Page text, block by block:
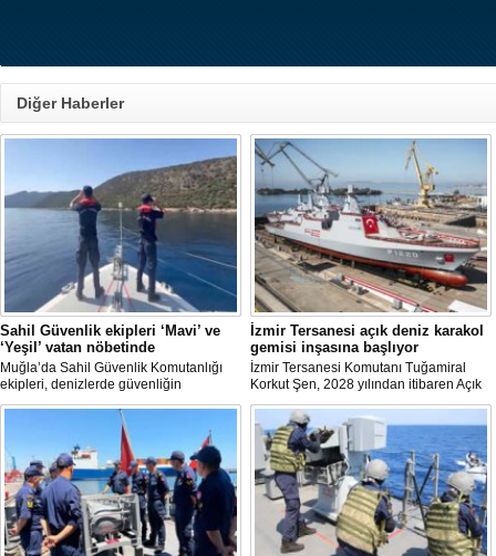
Diğer Haberler
Sahil Güvenlik ekipleri ‘Mavi’ ve
‘Yeşil’ vatan nöbetinde
Muğla’da Sahil Güvenlik Komutanlığı
ekipleri, denizlerde güvenliğin
sağlanmasının yanı sıra yangın
sezonunda ormanların korunmasına
yönelik çalışmalara da destek veriyor.
İzmir Tersanesi açık deniz karakol
gemisi inşasına başlıyor
İzmir Tersanesi Komutanı Tuğamiral
Korkut Şen, 2028 yılından itibaren Açık
Deniz Karakol Gemisi (ADKG) inşasına
başlanmasının hedeflendiğini açıkladı.